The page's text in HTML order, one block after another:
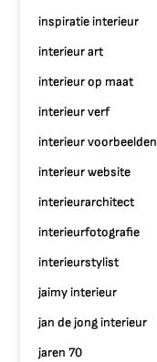
inspiratie interieur
interieur art
interieur op maat
interieur verf
interieur voorbeelden
interieur website
interieurarchitect
interieurfotografie
interieurstylist
jaimy interieur
jan de jong interieur
jaren 70